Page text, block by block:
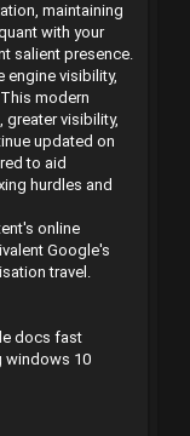
maintaining
with your
salient presence.
engine visibility,
modern
visibility,
updated on
to aid
hurdles and
online
Google's
travel.
docs fast
windows 10